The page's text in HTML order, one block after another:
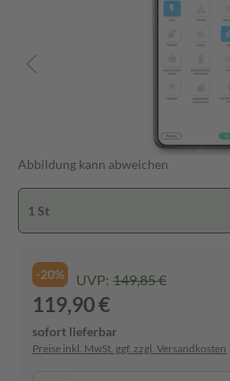
Abbildung kann abweichen
1 St
-20% UVP: 149,85 €
119,90 €
sofort lieferbar
Preise inkl. MwSt. ggf. zzgl. Versandkosten